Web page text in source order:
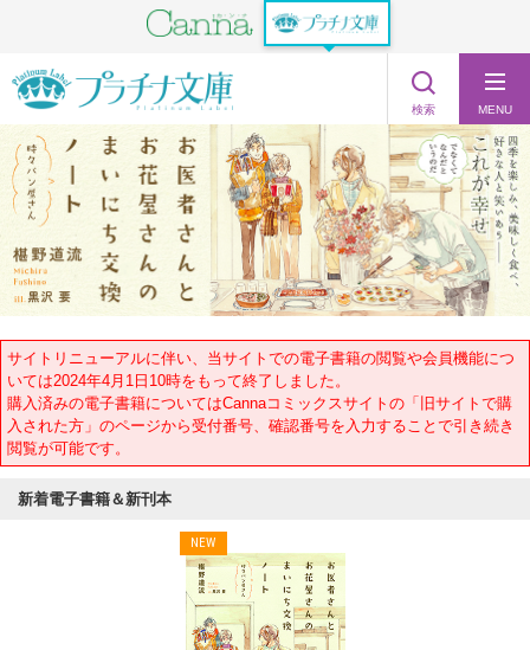
検索 MENU
サイトリニューアルに伴い、当サイトでの電子書籍の閲覧や会員機能につ
いては2024年4月1日10時をもって終了しました。
購入済みの電子書籍についてはCannaコミックスサイトの「旧サイトで購
入された方」のページから受付番号、確認番号を入力することで引き続き
閲覧が可能です。
新着電子書籍＆新刊本